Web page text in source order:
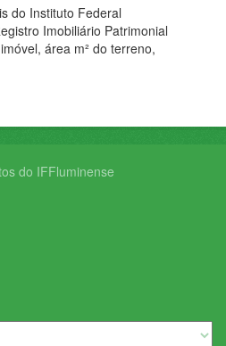
do Instituto Federal
Imobiliário Patrimonial
área m² do terreno,
do IFFluminense